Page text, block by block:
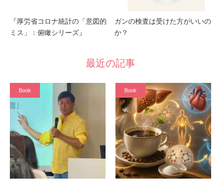
『厚労省コロナ統計の「意図的
ミス」：俯瞰シリーズ』
ガンの検査は受けた方がいいの
か？
最近の記事
Book Book